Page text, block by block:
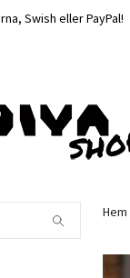
Swish eller PayPal!
Hem